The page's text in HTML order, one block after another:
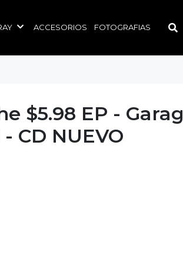
ACCESORIOS FOTOGRAFIAS
$5.98 EP -
CD NUEVO